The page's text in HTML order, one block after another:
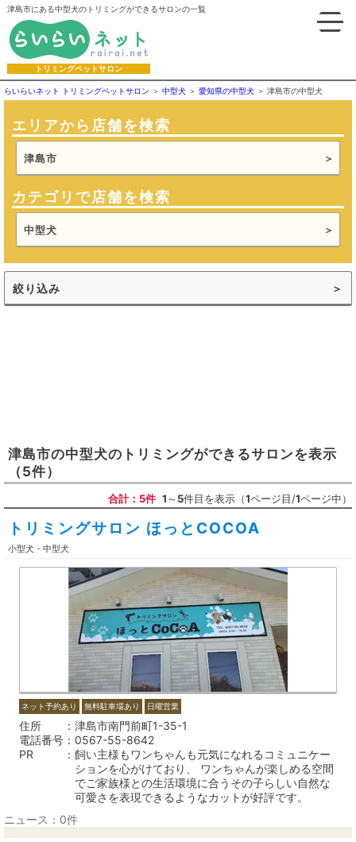
津島市にある中型犬のトリミングができるサロンの一覧
トリミングペットサロン
らいらいネット トリミングペットサロン 中型犬 愛知県の中型犬 津島市の中型犬
エリアから店舗を検索
津島市
カテゴリで店舗を検索
中型犬
絞り込み
津島市の中型犬のトリミングができるサロンを表示
（5件）
合計：5件 1～ 5件目を表示（1ページ目/1ページ中）
トリミングサロン ほっとCOCOA
小型犬・中型犬
ネット予約あり 無料駐車場あり 日曜営業
住所
津島市南門前町1-35-1
電話番号
0567-55-8642
PR
飼い主様もワンちゃんも元気になれるコミュニケー
ションを心がけており、 ワンちゃんが楽しめる空間
でご家族様との生活環境に合うその子らしい自然な
可愛さを表現できるようなカットが好評です。
ニュース：0件